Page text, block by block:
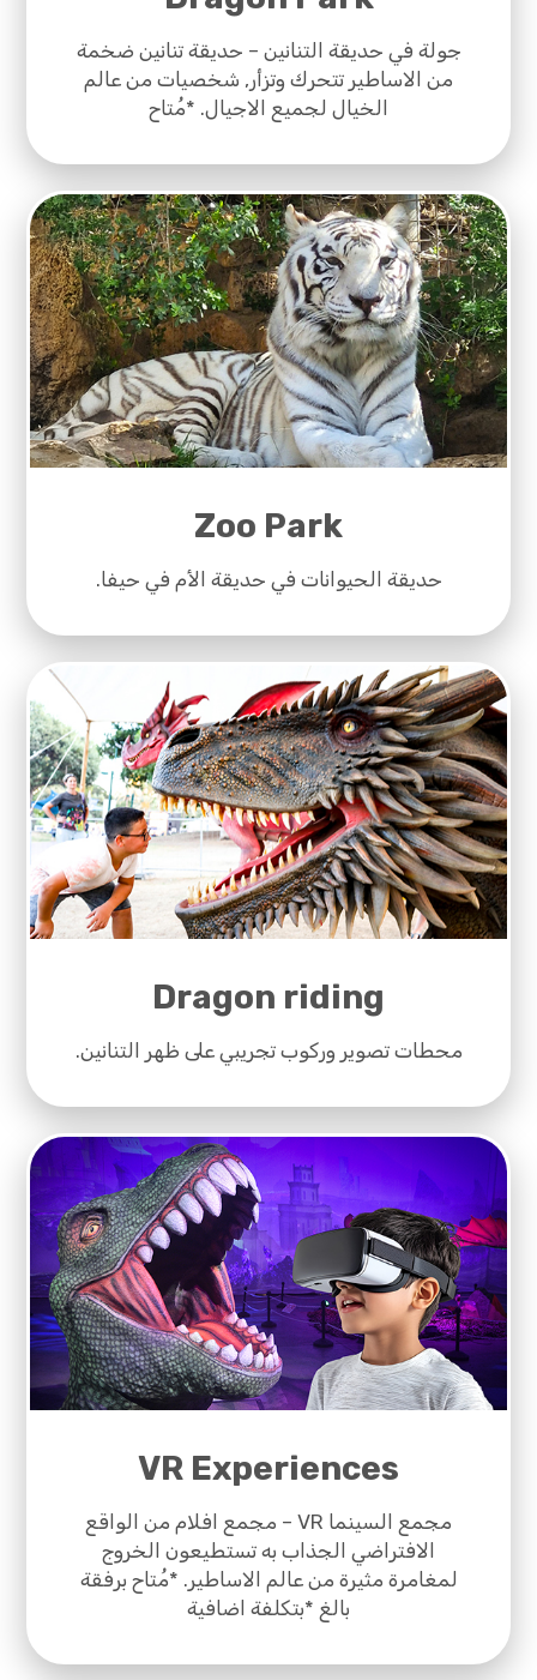
جولة في حديقة التنانين – حديقة تنانين ضخمة
من الاساطير تتحرك وتزأر, شخصيات من عالم
الخيال لجميع الاجيال. *مُتاح
Zoo Park
حديقة الحيوانات في حديقة الأم في حيفا.
Dragon riding
محطات تصوير وركوب تجريبي على ظهر التنانين.
VR Experiences
مجمع السينما VR – مجمع افلام من الواقع
الافتراضي الجذاب به تستطيعون الخروج
لمغامرة مثيرة من عالم الاساطير. *مُتاح برفقة
بالغ *بتكلفة اضافية